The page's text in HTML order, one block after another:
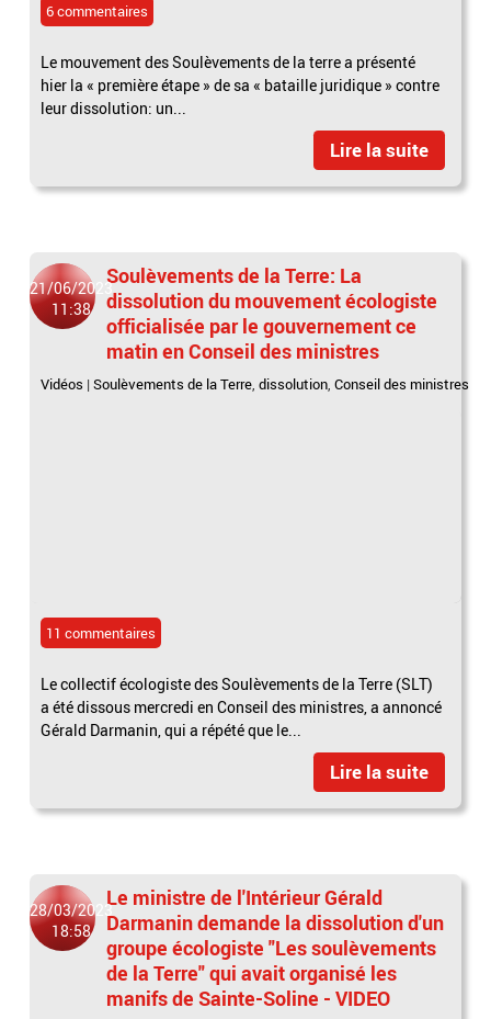
6 commentaires
Le mouvement des Soulèvements de la terre a présenté
hier la « première étape » de sa « bataille juridique » contre
leur dissolution: un...
Lire la suite
21/06/2023
11:38
Soulèvements de la Terre: La
dissolution du mouvement écologiste
officialisée par le gouvernement ce
matin en Conseil des ministres
Vidéos |Soulèvements de la Terre,dissolution,Conseil des ministres
11 commentaires
Le collectif écologiste des Soulèvements de la Terre (SLT)
a été dissous mercredi en Conseil des ministres, a annoncé
Gérald Darmanin, qui a répété que le...
Lire la suite
28/03/2023
18:58
Le ministre de l'Intérieur Gérald
Darmanin demande la dissolution d'un
groupe écologiste "Les soulèvements
de la Terre" qui avait organisé les
manifs de Sainte-Soline - VIDEO